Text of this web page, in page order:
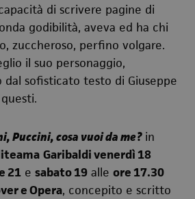
di scrivere pagine di
godibilità, aveva ed ha chi
zuccheroso, perfino volgare.
il suo personaggio,
dal sofisticato testo di Giuseppe
Puccini, cosa vuoi da me?in
Garibaldi venerdì 18
21 e sabato 19 alle ore 17.30
e Opera, concepito e scritto